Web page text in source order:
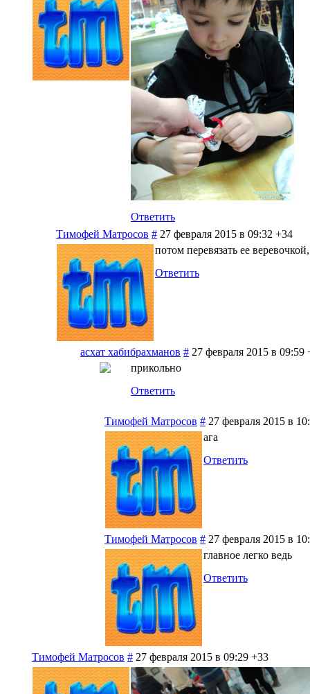
Ответить
Тимофей Матросов # 27 февраля 2015 в 09:32 +34
потом перевязать ее
Ответить
асхат хабибрахманов # 27 февраля 2015 в 09:59
прикольно
Ответить
Тимофей Матросов # 27 февраля 2015 в
ага
Ответить
Тимофей Матросов # 27 февраля 2015 в
главное легко ведь
Ответить
Тимофей Матросов # 27 февраля 2015 в 09:29 +33